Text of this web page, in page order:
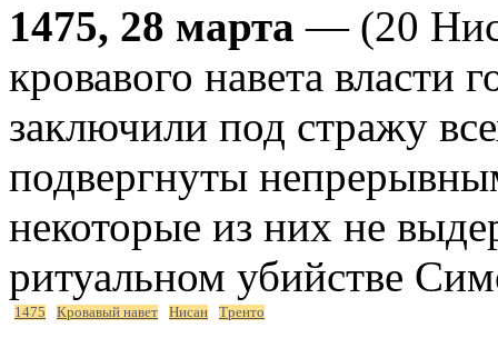
1475, 28 марта — (20
кровавого навета власти
заключили под стражу
подвергнуты
некоторые из них не
ритуальном убийстве
1475 Кровавый навет Нисан Тренто